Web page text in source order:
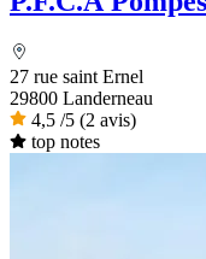
27 rue saint Ernel
29800 Landerneau
4,5 /5 (2 avis)
top notes